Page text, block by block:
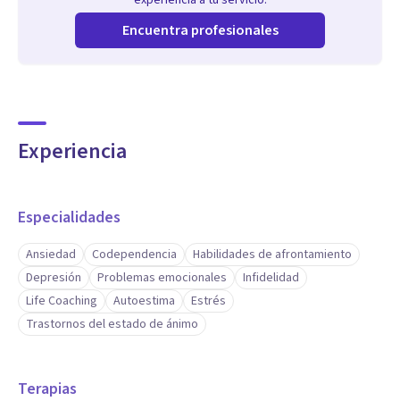
Encuentra profesionales
Experiencia
Especialidades
Ansiedad Codependencia
Habilidades de afrontamiento
Depresión
Problemas emocionales
Infidelidad
Life Coaching
Autoestima
Estrés
Trastornos del estado de ánimo
Terapias